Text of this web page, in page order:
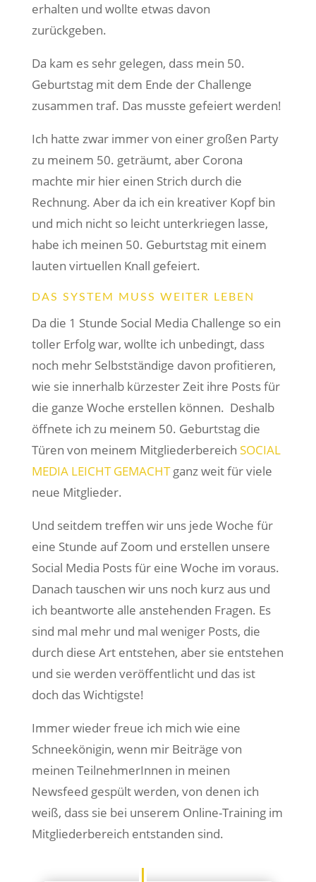
erhalten und wollte etwas davon
zurückgeben.
Da kam es sehr gelegen, dass mein 50.
Geburtstag mit dem Ende der Challenge
zusammen traf. Das musste gefeiert werden!
Ich hatte zwar immer von einer großen Party
zu meinem 50. geträumt, aber Corona
machte mir hier einen Strich durch die
Rechnung. Aber da ich ein kreativer Kopf bin
und mich nicht so leicht unterkriegen lasse,
habe ich meinen 50. Geburtstag mit einem
lauten virtuellen Knall gefeiert.
DAS SYSTEM MUSS WEITER LEBEN
Da die 1 Stunde Social Media Challenge so ein
toller Erfolg war, wollte ich unbedingt, dass
noch mehr Selbstständige davon profitieren,
wie sie innerhalb kürzester Zeit ihre Posts für
die ganze Woche erstellen können. Deshalb
öffnete ich zu meinem 50. Geburtstag die
Türen von meinem Mitgliederbereich SOCIAL
MEDIA LEICHT GEMACHTganz weit für viele
neue Mitglieder.
Und seitdem treffen wir uns jede Woche für
eine Stunde auf Zoom und erstellen unsere
Social Media Posts für eine Woche im voraus.
Danach tauschen wir uns noch kurz aus und
ich beantworte alle anstehenden Fragen. Es
sind mal mehr und mal weniger Posts, die
durch diese Art entstehen, aber sie entstehen
und sie werden veröffentlicht und das ist
doch das Wichtigste!
Immer wieder freue ich mich wie eine
Schneekönigin, wenn mir Beiträge von
meinen TeilnehmerInnen in meinen
Newsfeed gespült werden, von denen ich
weiß, dass sie bei unserem Online-Training im
Mitgliederbereich entstanden sind.